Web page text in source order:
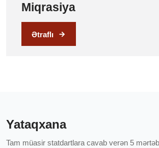
Miqrasiya
Ətraflı
Yataqxana
Tam müasir statdartlara cavab verən 5